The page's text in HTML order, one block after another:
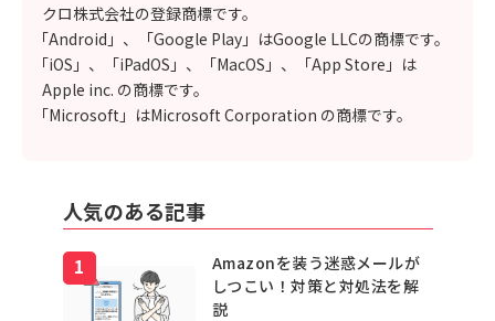
クロ株式会社の登録商標です。
「Android」、「Google Play」はGoogle LLCの商標です。
「iOS」、「iPadOS」、「MacOS」、「App Store」は
Apple inc. の商標です。
「Microsoft」はMicrosoft Corporation の商標です。
人気のある記事
Amazonを装う迷惑メールが
しつこい！対策と対処法を解
説